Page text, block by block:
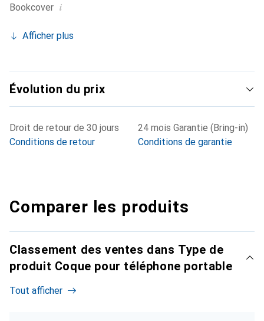
Bookcover i
Afficher plus
Évolution du prix
Droit de retour de 30 jours
Conditions de retour
24 mois Garantie (Bring-in)
Conditions de garantie
Comparer les produits
Classement des ventes dans Type de
produit Coque pour téléphone portable
Tout afficher